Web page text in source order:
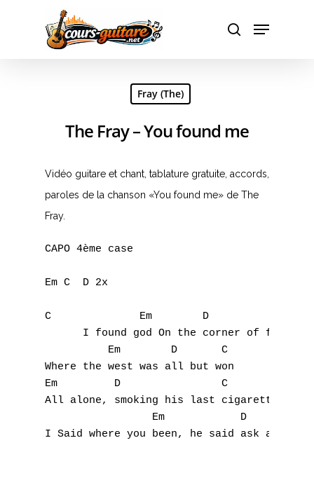
Hit enter to search or ESC to close
Fray (The)
The Fray – You found me
Vidéo guitare et chant, tablature gratuite, accords,
paroles de la chanson «You found me» de The
Fray.
CAPO 4ème case
Em C  D 2x
C              Em        D
I found god On the corner of first
          Em        D       C
Where the west was all but won
Em         D                C
All alone, smoking his last cigarette
                 Em            D      C
I Said where you been, he said ask